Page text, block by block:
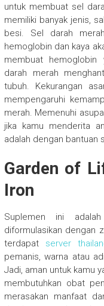
untuk membuat sel
memiliki banyak jenis,
besi. Sel darah
hemoglobin dan kaya
membuat
darah merah
tubuh. Kekurangan
mempengaruhi
merah. Memenuhi
jika kamu menderita
adalah dengan bantuan
Garden of
Iron
Suplemen ini
diformulasikan dengan
terdapat server
pemanis, warna atau
Jadi, aman untuk kamu
membutuhkan obat
merasakan manfaat